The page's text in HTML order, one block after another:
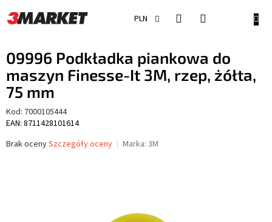
do
treści
PLN
09996 Podkładka piankowa do
maszyn Finesse-It 3M, rzep, żółta,
75 mm
Kod: 7000105444
EAN: 8711428101614
Średnia
Brak ocenySzczegóły oceny Marka: 3M